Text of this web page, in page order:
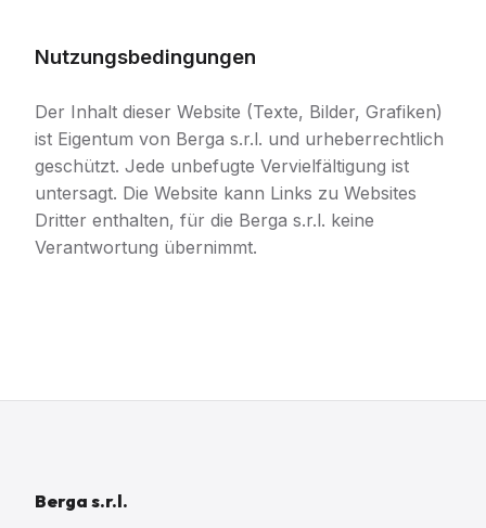
Nutzungsbedingungen
Der Inhalt dieser Website (Texte, Bilder, Grafiken)
ist Eigentum von Berga s.r.l. und urheberrechtlich
geschützt. Jede unbefugte Vervielfältigung ist
untersagt. Die Website kann Links zu Websites
Dritter enthalten, für die Berga s.r.l. keine
Verantwortung übernimmt.
Berga s.r.l.